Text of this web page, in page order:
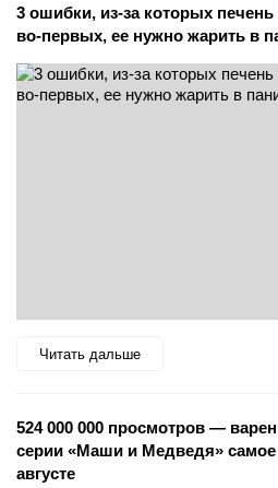
3 ошибки, из-за которых
во-первых, ее нужно жарить в
Читать дальше
524 000 000 просмотров —
серии «Маши и Медведя» самое
августе